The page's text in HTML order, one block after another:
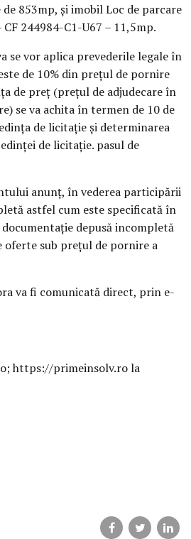
853mp, și imobil Loc de parcare
244984-C1-U67 – 11,5mp.
se vor aplica prevederile legale în
de 10% din prețul de pornire
de preț (prețul de adjudecare în
se va achita în termen de 10 de
de licitație și determinarea
de licitație. pasul de
anunț, în vederea participării
astfel cum este specificată în
depusă incompletă
oferte sub prețul de pornire a
va fi comunicată direct, prin e-
https://primeinsolv.ro la